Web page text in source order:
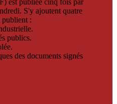
est publiée cinq fois par
S'y ajoutent quatre
publient :
publics.
des documents signés